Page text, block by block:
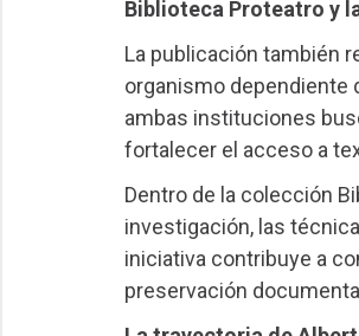
Biblioteca Proteatro y
La publicación también
organismo dependiente
ambas instituciones
fortalecer el acceso a
Dentro de la colección
investigación, las
iniciativa contribuye a
preservación